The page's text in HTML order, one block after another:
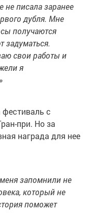
не писала заранее
дубля. Мне
получаются
задуматься.
свои работы и
я
фестиваль с
при. Но за
награда для нее
запомнили не
который не
поможет